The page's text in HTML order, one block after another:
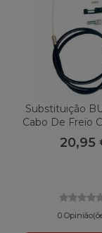
Substituição
Cabo De Freio
20,95
0